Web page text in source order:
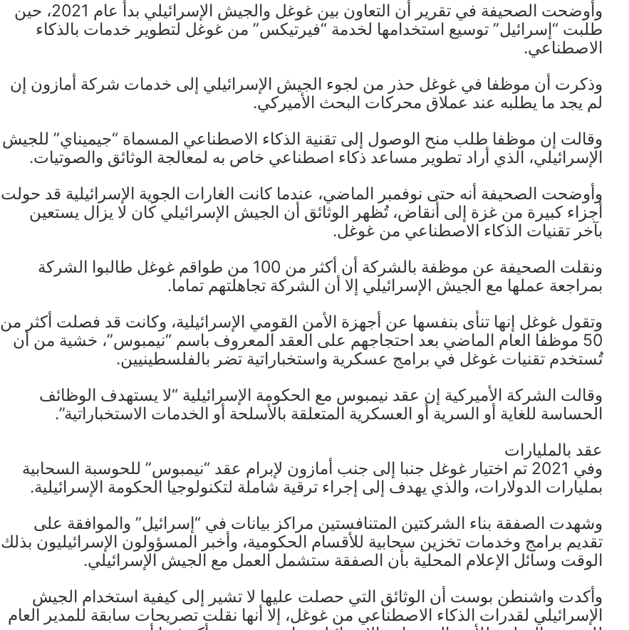
وأوضحت الصحيفة في تقرير أن التعاون بين غوغل والجيش الإسرائيلي بدأ عام 2021، حين
طلبت “إسرائيل” توسيع استخدامها لخدمة “فيرتيكس” من غوغل لتطوير خدمات بالذكاء
الاصطناعي.
وذكرت أن موظفا في غوغل حذر من لجوء الجيش الإسرائيلي إلى خدمات شركة أمازون إن
لم يجد ما يطلبه عند عملاق محركات البحث الأميركي.
وقالت إن موظفا طلب منح الوصول إلى تقنية الذكاء الاصطناعي المسماة “جيميناي” للجيش
الإسرائيلي، الذي أراد تطوير مساعد ذكاء اصطناعي خاص به لمعالجة الوثائق والصوتيات.
وأوضحت الصحيفة أنه حتى نوفمبر الماضي، عندما كانت الغارات الجوية الإسرائيلية قد حولت
أجزاء كبيرة من غزة إلى أنقاض، تُظهر الوثائق أن الجيش الإسرائيلي كان لا يزال يستعين
بآخر تقنيات الذكاء الاصطناعي من غوغل.
ونقلت الصحيفة عن موظفة بالشركة أن أكثر من 100 من طواقم غوغل طالبوا الشركة
بمراجعة عملها مع الجيش الإسرائيلي إلا أن الشركة تجاهلتهم تماما.
وتقول غوغل إنها تنأى بنفسها عن أجهزة الأمن القومي الإسرائيلية، وكانت قد فصلت أكثر من
50 موظفا العام الماضي بعد احتجاجهم على العقد المعروف باسم “نيمبوس”، خشية من أن
تُستخدم تقنيات غوغل في برامج عسكرية واستخباراتية تضر بالفلسطينيين.
وقالت الشركة الأميركية إن عقد نيمبوس مع الحكومة الإسرائيلية “لا يستهدف الوظائف
الحساسة للغاية أو السرية أو العسكرية المتعلقة بالأسلحة أو الخدمات الاستخباراتية”.
عقد بالمليارات
وفي 2021 تم اختيار غوغل جنبا إلى جنب أمازون لإبرام عقد “نيمبوس” للحوسبة السحابية
بمليارات الدولارات، والذي يهدف إلى إجراء ترقية شاملة لتكنولوجيا الحكومة الإسرائيلية.
وشهدت الصفقة بناء الشركتين المتنافستين مراكز بيانات في “إسرائيل” والموافقة على
تقديم برامج وخدمات تخزين سحابية للأقسام الحكومية، وأخبر المسؤولون الإسرائيليون بذلك
الوقت وسائل الإعلام المحلية بأن الصفقة ستشمل العمل مع الجيش الإسرائيلي.
وأكدت واشنطن بوست أن الوثائق التي حصلت عليها لا تشير إلى كيفية استخدام الجيش
الإسرائيلي لقدرات الذكاء الاصطناعي من غوغل، إلا أنها نقلت تصريحات سابقة للمدير العام